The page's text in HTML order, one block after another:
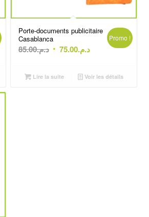
Porte-documents publicitaire
Casablanca
د.م.85.00
Le
initial
د.م.75.00
Le
actuel
Promo !
Lire la suite Voir les détails